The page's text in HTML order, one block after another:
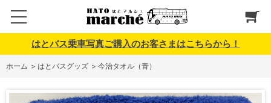
はとバス乗車写真ご購入のお客さまはこちらから！
ホーム > はとバスグッズ > 今治タオル（青）